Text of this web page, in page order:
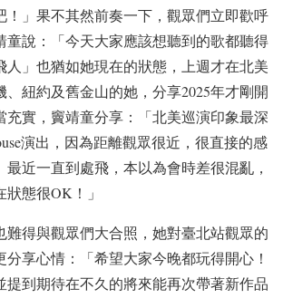
！」果不其然前奏一下，觀眾們立即歡呼
童說：「今天大家應該想聽到的歌都聽得
人」也猶如她現在的狀態，上週才在北美
、紐約及舊金山的她，分享2025年才剛開
充實，竇靖童分享：「北美巡演印象最深
演出，因為距離觀眾很近，很直接的感
最近一直到處飛，本以為會時差很混亂，
態很OK！」
難得與觀眾們大合照，她對臺北站觀眾的
享心情：「希望大家今晚都玩得開心！
提到期待在不久的將來能再次帶著新作品